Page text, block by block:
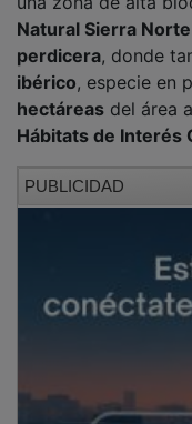
Natural Sierra Norte
perdicera, donde
ibérico, especie en
hectáreasdel área
Hábitats de Interés